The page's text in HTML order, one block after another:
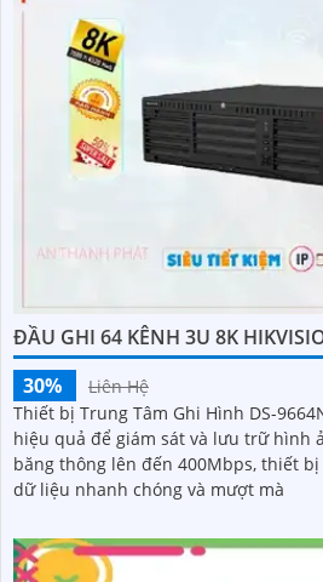
ĐẦU GHI 64 KÊNH 3U 8K
30%
Liên Hệ
Thiết bị Trung Tâm Ghi Hình DS-
hiệu quả để giám sát và lưu trữ hình
băng thông lên đến 400Mbps, thiết
dữ liệu nhanh chóng và mượt mà